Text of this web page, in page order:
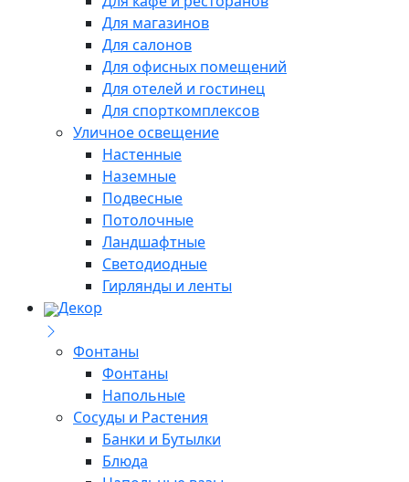
Для магазинов
Для салонов
Для офисных помещений
Для отелей и гостинец
Для спорткомплексов
Уличное освещение
Настенные
Наземные
Подвесные
Потолочные
Ландшафтные
Светодиодные
Гирлянды и ленты
Декор
Фонтаны
Фонтаны
Напольные
Сосуды и Растения
Банки и Бутылки
Блюда